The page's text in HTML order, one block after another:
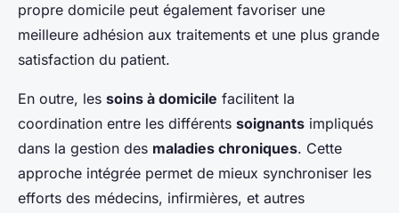
propre domicile peut également favoriser une
meilleure adhésion aux traitements et une plus grande
satisfaction du patient.
En outre, les soins à domicile facilitent la
coordination entre les différents soignants impliqués
dans la gestion des maladies chroniques. Cette
approche intégrée permet de mieux synchroniser les
efforts des médecins, infirmières, et autres